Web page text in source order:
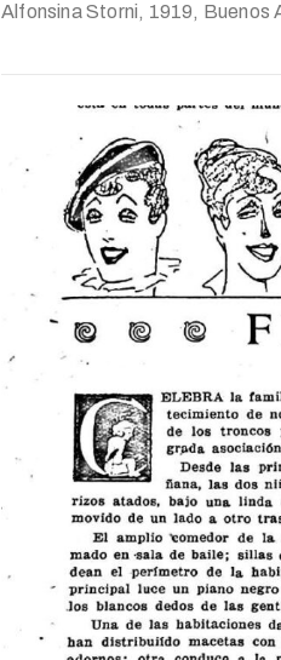
Alfonsina Storni, 1919, Buenos